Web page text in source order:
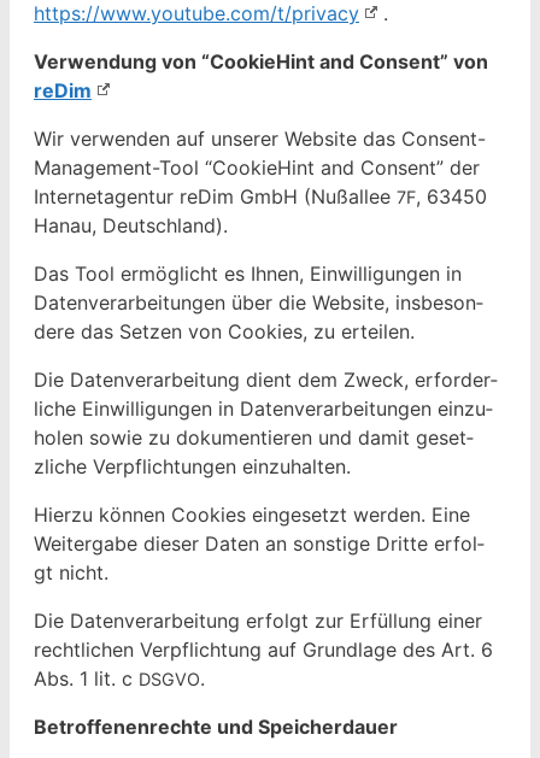
https://www.youtube.com/t/privacy
.
Ver­wen­dung von “Cook­ieHint and Con­sent” von
reD­im
Wir ver­wen­den auf unser­er Web­site das Con­sent-
Man­age­ment-Tool “Cook­ieHint and Con­sent” der
Inter­ne­ta­gen­tur reD­im GmbH (Nußallee 7F, 63450
Hanau, Deutschland).
Das Tool ermöglicht es Ihnen, Ein­willi­gun­gen in
Daten­ver­ar­beitun­gen über die Web­site, ins­beson­
dere das Set­zen von Cook­ies, zu erteilen.
Die Daten­ver­ar­beitung dient dem Zweck, erforder­
liche Ein­willi­gun­gen in Daten­ver­ar­beitun­gen einzu­
holen sowie zu doku­men­tieren und damit geset­
zliche Verpflich­tun­gen einzuhalten.
Hierzu kön­nen Cook­ies einge­set­zt wer­den. Eine
Weit­er­gabe dieser Dat­en an son­stige Dritte erfol­
gt nicht.
Die Daten­ver­ar­beitung erfol­gt zur Erfül­lung ein­er
rechtlichen Verpflich­tung auf Grund­lage des Art. 6
Abs. 1 lit. c DSGVO.
Betrof­fe­nen­rechte und Speicherdauer